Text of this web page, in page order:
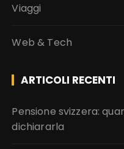
Viaggi
Web & Tech
ARTICOLI RECENTI
Pensione svizzera:
dichiararla